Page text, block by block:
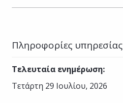
Πληροφορίες υπηρεσίας
Τελευταία ενημέρωση:
Τετάρτη 29 Ιουλίου, 2026